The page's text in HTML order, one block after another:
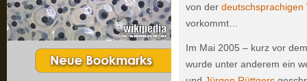
von der deutschsprachigen
vorkommt…
Im Mai 2005 – kurz vor
wurde unter anderem ein